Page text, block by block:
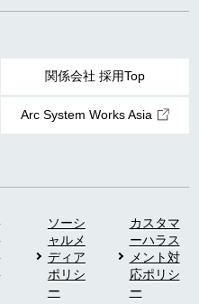
関係会社 採用Top
Arc System Works Asia
ソーシ
ャルメ
ディア
ポリシ
ー
カスタマ
ーハラス
メント対
応ポリシ
ー